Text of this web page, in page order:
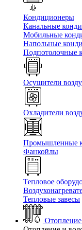
Кондиционеры
Канальные
Мобильные
Напольные
Подпотолочные
Осушители
Охладители
Промышленные
Фанкойлы
Тепловое
Тепловые завесы